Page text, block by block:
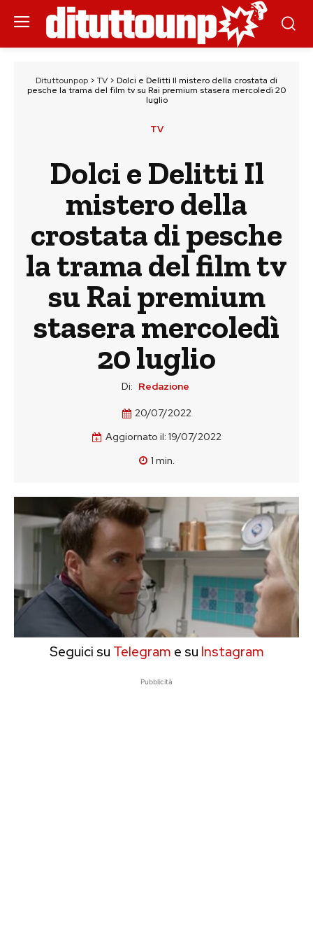
Dituttounpop > TV > Dolci e Delitti Il mistero della crostata di
pesche la trama del film tv su Rai premium stasera mercoledì 20
luglio
TV
Dolci e Delitti Il
mistero della
crostata di pesche
la trama del film tv
su Rai premium
stasera mercoledì
20 luglio
Di: Redazione
20/07/2022
Aggiornato il: 19/07/2022
1 min.
Seguici su Telegram e su Instagram
Pubblicità